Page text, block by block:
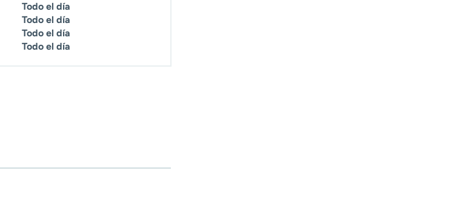
Todo el día
Todo el día
Todo el día
Todo el día